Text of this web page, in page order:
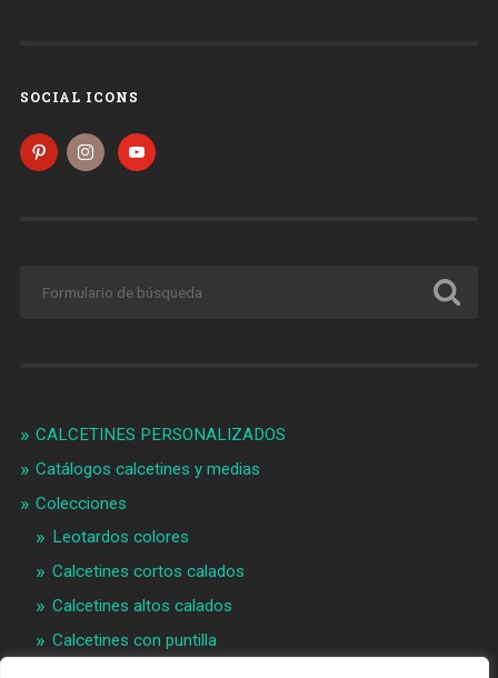
SOCIAL ICONS
CALCETINES PERSONALIZADOS
Catálogos calcetines y medias
Colecciones
Leotardos colores
Calcetines cortos calados
Calcetines altos calados
Calcetines con puntilla